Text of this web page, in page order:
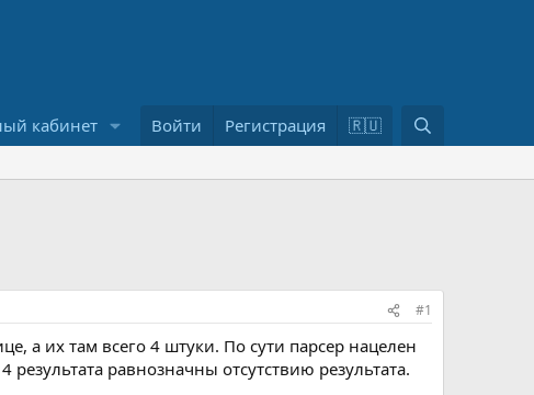
кабинет Войти Регистрация 🇷🇺
о
#1
а их там всего 4 штуки. По сути парсер нацелен
равнозначны отсутствию результата.